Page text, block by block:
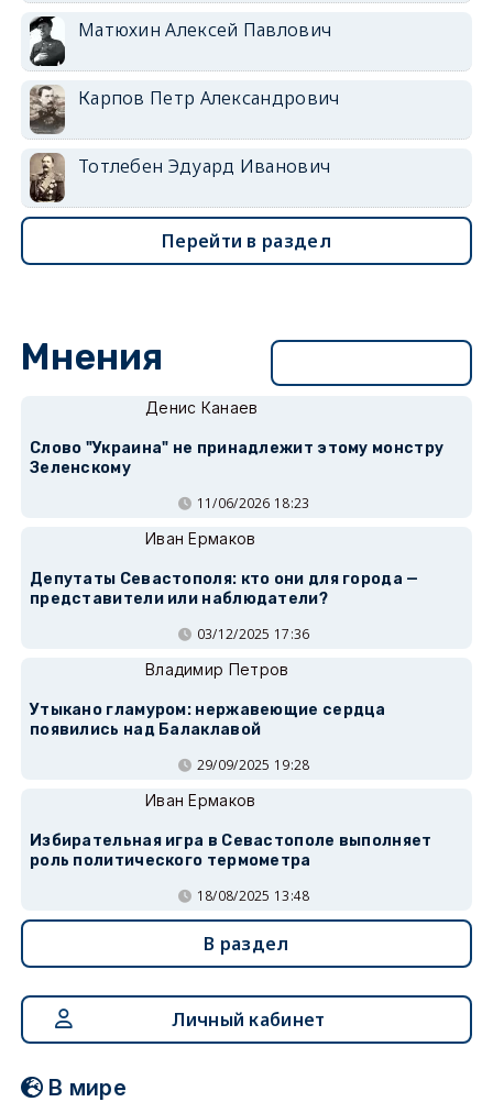
Матюхин Алексей Павлович
Карпов Петр Александрович
Тотлебен Эдуард Иванович
Перейти в раздел
Мнения
Денис Канаев
Слово "Украина" не принадлежит этому монстру
Зеленскому
11/06/2026 18:23
Иван Ермаков
Депутаты Севастополя: кто они для города —
представители или наблюдатели?
03/12/2025 17:36
Владимир Петров
Утыкано гламуром: нержавеющие сердца
появились над Балаклавой
29/09/2025 19:28
Иван Ермаков
Избирательная игра в Севастополе выполняет
роль политического термометра
18/08/2025 13:48
В раздел
Личный кабинет
В мире